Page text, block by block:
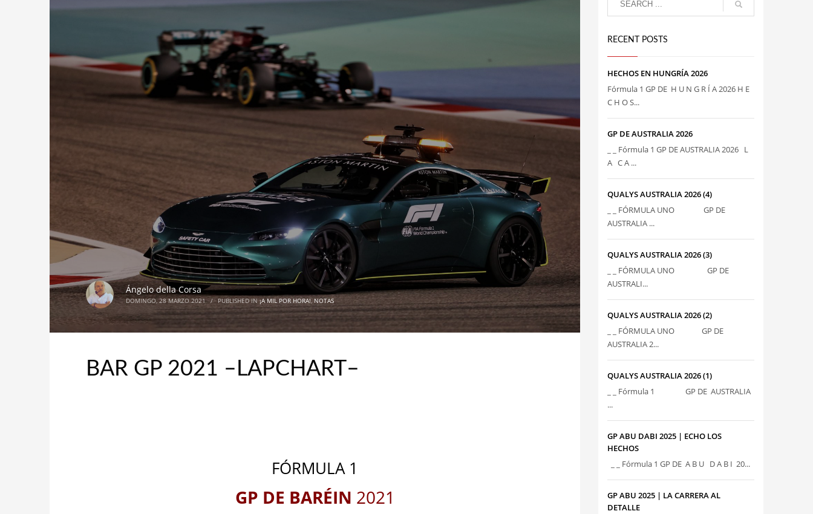
Ángelo della Corsa
DOMINGO, 28 MARZO 2021 / PUBLISHED IN¡A MIL POR HORA! NOTAS
BAR GP 2021 –LAPCHART–
FÓRMULA 1
GP DE BARÉIN 2021
RECENT POSTS
HECHOS EN HUNGRÍA 2026
Fórmula 1 GP DE H U N G R Í A 2026 H E
C H O S...
GP DE AUSTRALIA 2026
_ _ Fórmula 1 GP DE AUSTRALIA 2026 L
A C A ...
QUALYS AUSTRALIA 2026 (4)
_ _ FÓRMULA UNO GP DE
AUSTRALIA ...
QUALYS AUSTRALIA 2026 (3)
_ _ FÓRMULA UNO GP DE
AUSTRALI...
QUALYS AUSTRALIA 2026 (2)
_ _ FÓRMULA UNO GP DE
AUSTRALIA 2...
QUALYS AUSTRALIA 2026 (1)
_ _ Fórmula 1 GP DE AUSTRALIA
...
GP ABU DABI 2025 | ECHO LOS
HECHOS
_ _ Fórmula 1 GP DE A B U D A B I 20...
GP ABU 2025 | LA CARRERA AL
DETALLE